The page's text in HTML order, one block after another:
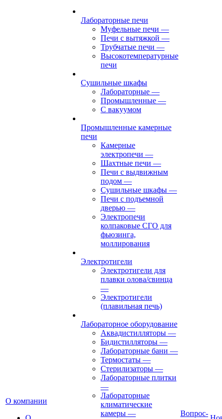
О компании
Лабораторные печи
Муфельные печи —
Печи с вытяжкой —
Трубчатые печи —
Высокотемпературные
печи
Сушильные шкафы
Лабораторные —
Промышленные —
С вакуумом
Промышленные камерные
печи
Камерные
электропечи —
Шахтные печи —
Печи с выдвижным
подом —
Сушильные шкафы —
Печи с подъемной
дверью —
Электропечи
колпаковые СГО для
фьюзинга,
моллирования
Электротигели
Электротигели для
плавки олова/свинца
—
Электротигели
(плавильная печь)
Лабораторное оборудование
Аквадистилляторы —
Бидистилляторы —
Лабораторные бани —
Термостаты —
Стерилизаторы —
Лабораторные плитки
—
Лабораторные
климатические
камеры —
Вопрос-